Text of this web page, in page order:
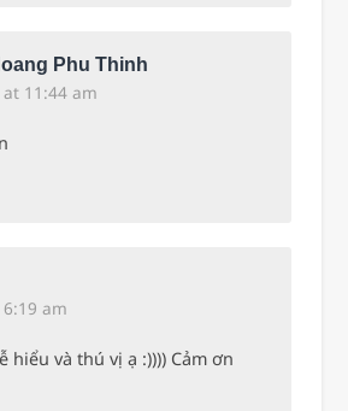
Phu Thinh
11:44 am
am
hiểu và thú vị ạ :)))) Cảm ơn